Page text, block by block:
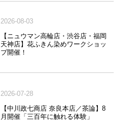
2026-08-03
【ニュウマン高輪店・渋谷店・福岡
天神店】花ふきん染めワークショッ
プ開催！
2026-07-28
【中川政七商店 奈良本店／茶論】8
月開催「三百年に触れる体験」